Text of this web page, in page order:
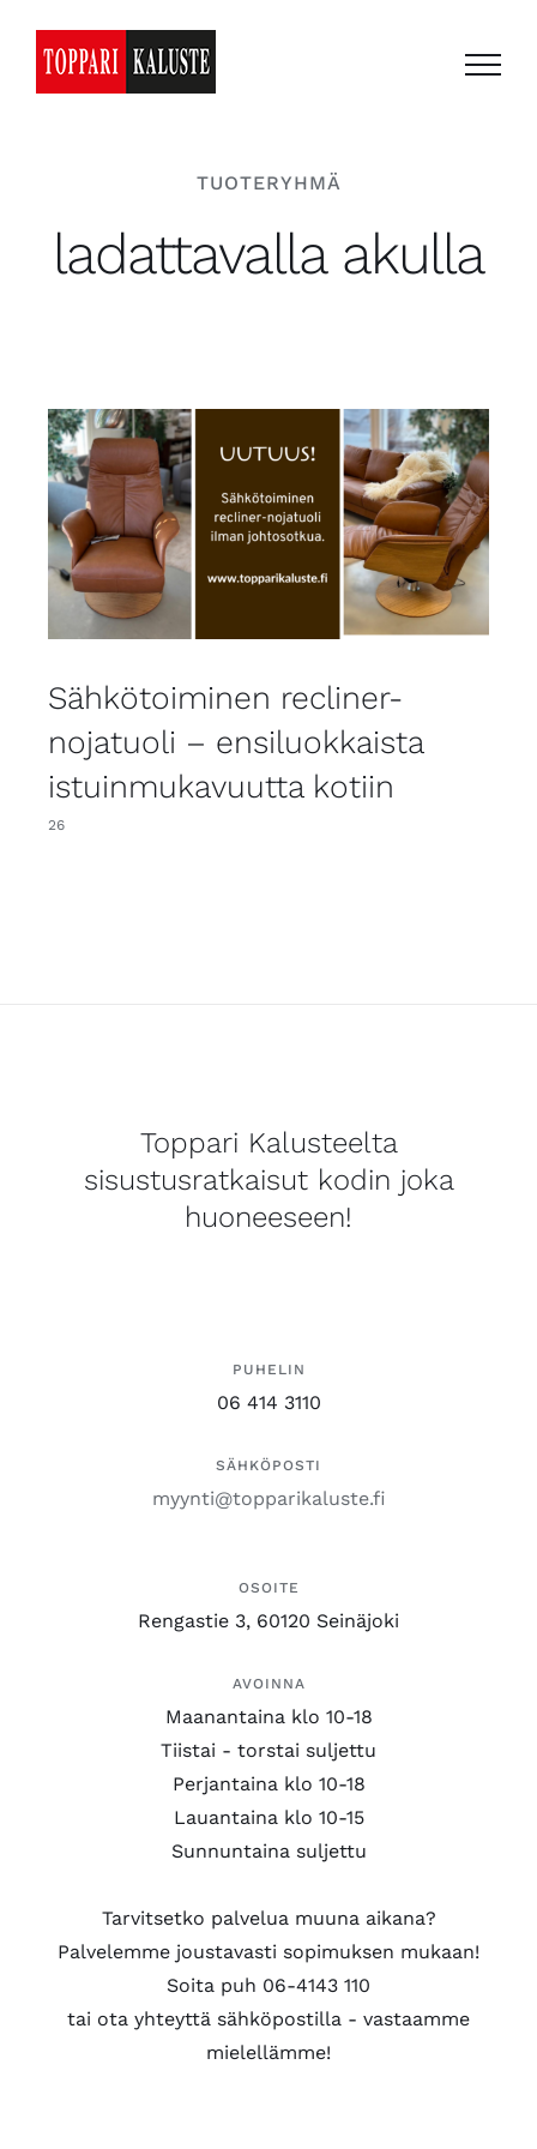
content
TUOTERYHMÄ
ladattavalla akulla
Sähkötoiminen recliner-
nojatuoli – ensiluokkaista
istuinmukavuutta kotiin
26
Toppari Kalusteelta
sisustusratkaisut kodin joka
huoneeseen!
PUHELIN
06 414 3110
SÄHKÖPOSTI
myynti@topparikaluste.fi
OSOITE
Rengastie 3, 60120 Seinäjoki
AVOINNA
Maanantaina klo 10-18
Tiistai - torstai suljettu
Perjantaina klo 10-18
Lauantaina klo 10-15
Sunnuntaina suljettu
Tarvitsetko palvelua muuna aikana?
Palvelemme joustavasti sopimuksen mukaan!
Soita puh 06-4143 110
tai ota yhteyttä sähköpostilla - vastaamme
mielellämme!